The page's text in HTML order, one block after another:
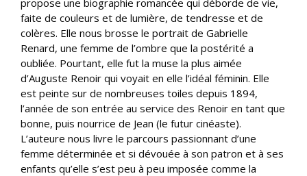
faite de couleurs et de lumière, de tendresse et de
colères. Elle nous brosse le portrait de Gabrielle
Renard, une femme de l’ombre que la postérité a
oubliée. Pourtant, elle fut la muse la plus aimée
d’Auguste Renoir qui voyait en elle l’idéal féminin. Elle
est peinte sur de nombreuses toiles depuis 1894,
l’année de son entrée au service des Renoir en tant que
bonne, puis nourrice de Jean (le futur cinéaste).
L’auteure nous livre le parcours passionnant d’une
femme déterminée et si dévouée à son patron et à ses
enfants qu’elle s’est peu à peu imposée comme la